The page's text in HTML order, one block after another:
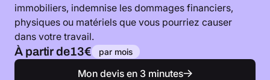
immobiliers, indemnise les dommages financiers,
physiques ou matériels que vous pourriez causer
dans votre travail.
À partir de13€ par mois
Mon devis en 3 minutes